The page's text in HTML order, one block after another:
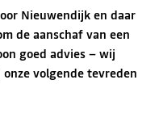
Nieuwendijk en daar
de aanschaf van een
goed advies – wij
volgende tevreden